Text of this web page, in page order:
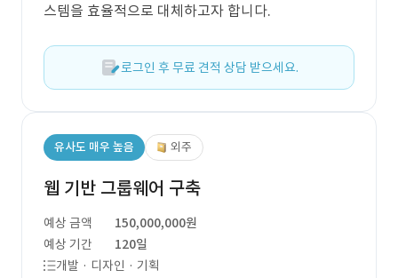
스템을 효율적으로 대체하고자 합니다.
로그인 후 무료 견적 상담 받으세요.
유사도 매우 높음 외주
웹 기반 그룹웨어 구축
예상 금액
150,000,000원
예상 기간
120일
개발 · 디자인 · 기획